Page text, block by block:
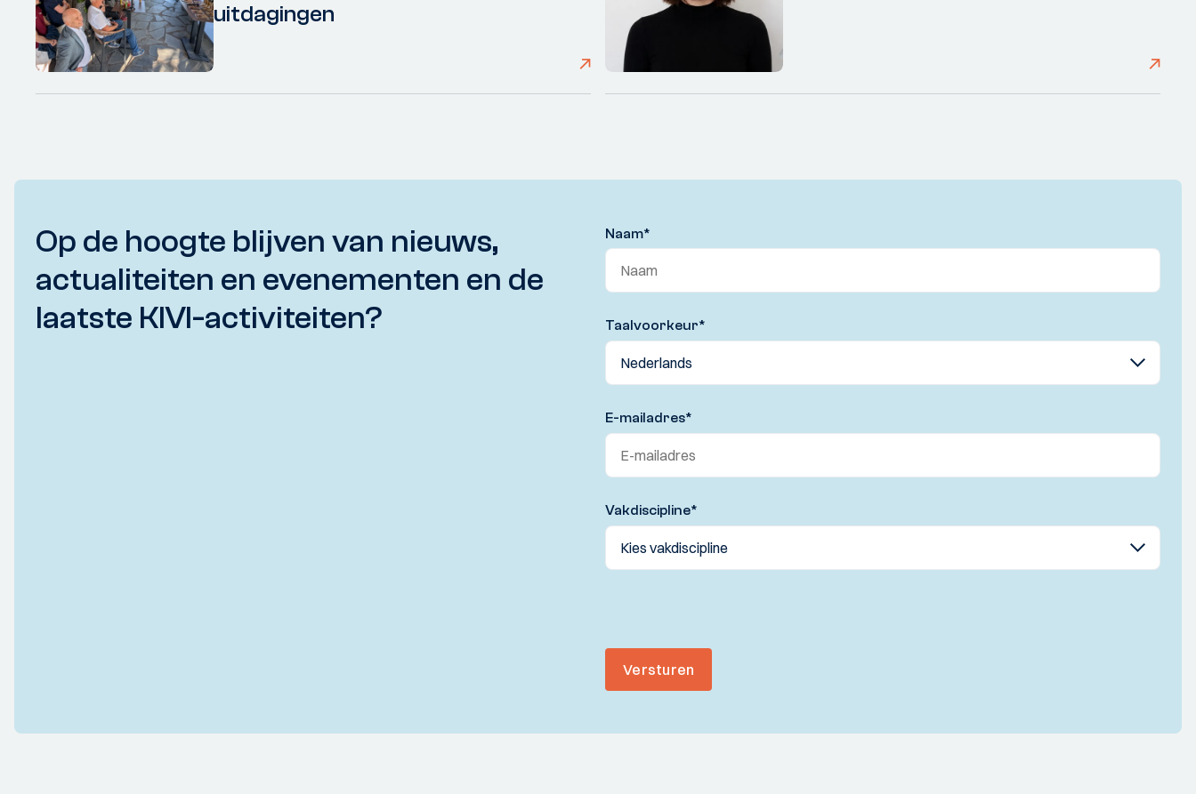
uitdagingen
Op de hoogte blijven van nieuws,
actualiteiten en evenementen en de
laatste KIVI-activiteiten?
Naam*
Taalvoorkeur*
E-mailadres*
Vakdiscipline*
Versturen